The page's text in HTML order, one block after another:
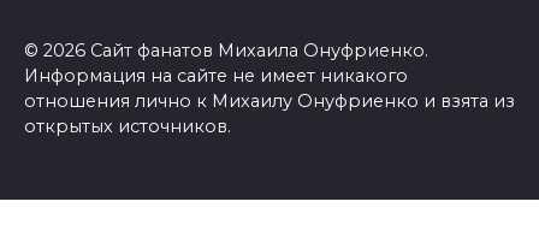
© 2026 Сайт фанатов Михаила Онуфриенко.
Информация на сайте не имеет никакого
отношения лично к Михаилу Онуфриенко и взята из
открытых источников.